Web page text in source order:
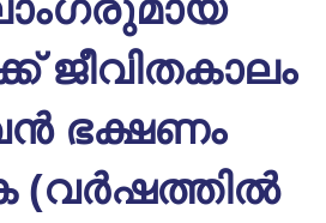
ജീവിതകാലം
ഭക്ഷണം